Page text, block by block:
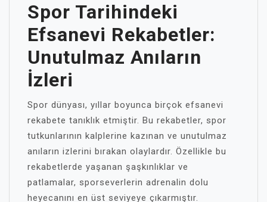
Spor Tarihindeki
Efsanevi Rekabetler:
Unutulmaz Anıların
İzleri
Spor dünyası, yıllar boyunca birçok efsanevi
rekabete tanıklık etmiştir. Bu rekabetler, spor
tutkunlarının kalplerine kazınan ve unutulmaz
anıların izlerini bırakan olaylardır. Özellikle bu
rekabetlerde yaşanan şaşkınlıklar ve
patlamalar, sporseverlerin adrenalin dolu
heyecanını en üst seviyeye çıkarmıştır.